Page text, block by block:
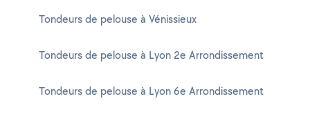
Tondeurs de pelouse à Vénissieux
Tondeurs de pelouse à Lyon 2e Arrondissement
Tondeurs de pelouse à Lyon 6e Arrondissement